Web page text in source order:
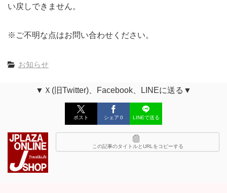
い戻しできません。
※ご不明な点はお問い合わせください。
お知らせ
▼Ｘ(旧Twitter)、Facebook、LINEに送る▼
ポスト シェア 0 LINEで送る
この記事のタイトルとURLをコピーする